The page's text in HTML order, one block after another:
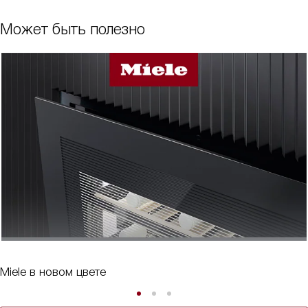
Может быть полезно
Miele в новом цвете